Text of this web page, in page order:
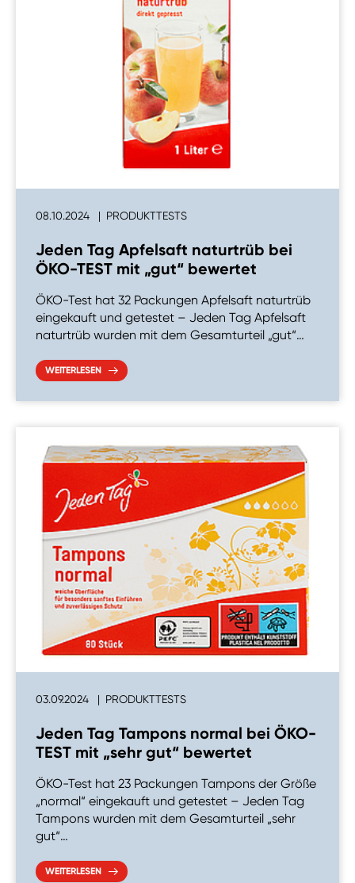
08.10.2024 PRODUKTTESTS
Jeden Tag Apfelsaft naturtrüb bei
ÖKO-TEST mit „gut“ bewertet
ÖKO-Test hat 32 Packungen Apfelsaft naturtrüb
eingekauft und getestet – Jeden Tag Apfelsaft
naturtrüb wurden mit dem Gesamturteil „gut“…
WEITERLESEN
03.09.2024 PRODUKTTESTS
Jeden Tag Tampons normal bei ÖKO-
TEST mit „sehr gut“ bewertet
ÖKO-Test hat 23 Packungen Tampons der Größe
„normal“ eingekauft und getestet – Jeden Tag
Tampons wurden mit dem Gesamturteil „sehr
gut“…
WEITERLESEN